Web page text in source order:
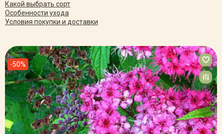
Какой выбрать сорт
Особенности ухода
Условия покупки и доставки
-50%